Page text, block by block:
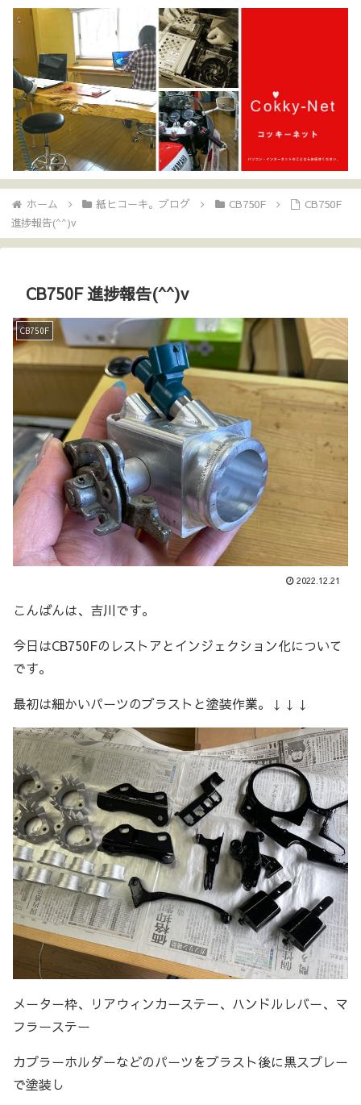
ホーム 紙ヒコーキ。ブログ CB750F
CB750F
進捗報告(^^)v
CB750F 進捗報告(^^)v
CB750F
2022.12.21
こんばんは、吉川です。
今日はCB750Fのレストアとインジェクション化について
です。
最初は細かいパーツのブラストと塗装作業。↓↓↓
メーター枠、リアウィンカーステー、ハンドルレバー、マ
フラーステー
カプラーホルダーなどのパーツをブラスト後に黒スプレー
で塗装し